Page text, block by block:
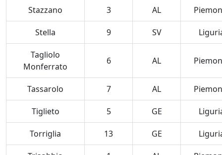
Stazzano 3 AL
Stella 9 SV
Tagliolo
Monferrato
6 AL
Tassarolo 7 AL
Tiglieto 5 GE
Torriglia 13 GE